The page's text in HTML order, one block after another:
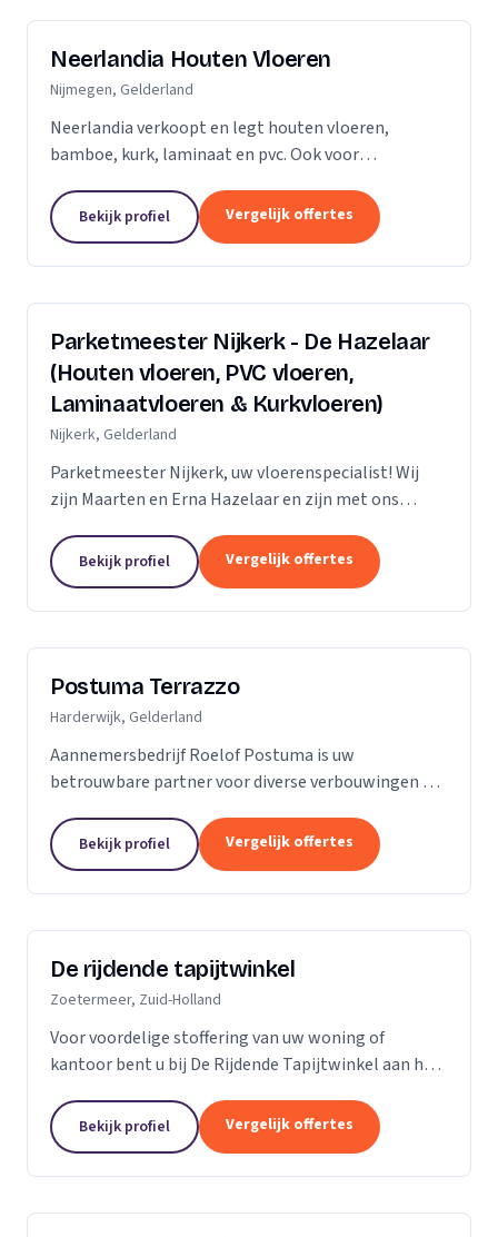
Neerlandia Houten Vloeren
Nijmegen, Gelderland
Neerlandia verkoopt en legt houten vloeren,
bamboe, kurk, laminaat en pvc. Ook voor
kunt u bij ons terecht! Neerlandia is een
familiebedrijf in Nijmegen...
Bekijk profiel Vergelijk offertes
Parketmeester Nijkerk - De Hazelaar
(Houten vloeren, PVC vloeren,
Laminaatvloeren & Kurkvloeren)
Nijkerk, Gelderland
Parketmeester Nijkerk, uw vloerenspecialist! Wij
zijn Maarten en Erna Hazelaar en zijn met ons
aangesloten, omdat deze organisatie staat voor
zelfstandige...
Bekijk profiel Vergelijk offertes
Postuma Terrazzo
Harderwijk, Gelderland
Aannemersbedrijf Roelof Postuma is uw
betrouwbare partner voor diverse verbouwingen en
om het verbouwen van badkamers, het plaatsen van
dakkapellen,...
Bekijk profiel Vergelijk offertes
De rijdende tapijtwinkel
Zoetermeer, Zuid-Holland
Voor voordelige stoffering van uw woning of
kantoor bent u bij De Rijdende Tapijtwinkel aan het
thuis met ons uitgebreide 'up to date' collectie...
Bekijk profiel Vergelijk offertes